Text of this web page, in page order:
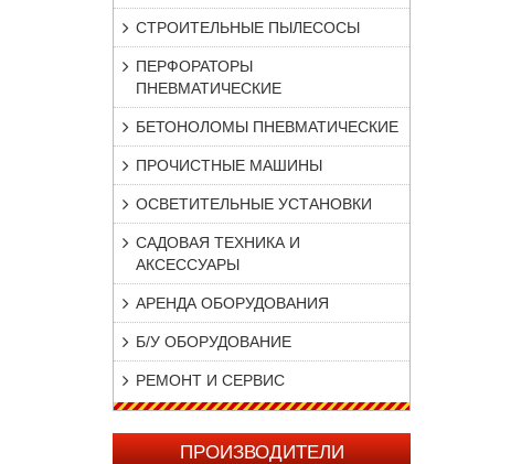
СТРОИТЕЛЬНЫЕ ПЫЛЕСОСЫ
ПЕРФОРАТОРЫ
ПНЕВМАТИЧЕСКИЕ
БЕТОНОЛОМЫ ПНЕВМАТИЧЕСКИЕ
ПРОЧИСТНЫЕ МАШИНЫ
ОСВЕТИТЕЛЬНЫЕ УСТАНОВКИ
САДОВАЯ ТЕХНИКА И
АКСЕССУАРЫ
АРЕНДА ОБОРУДОВАНИЯ
Б/У ОБОРУДОВАНИЕ
РЕМОНТ И СЕРВИС
ПРОИЗВОДИТЕЛИ